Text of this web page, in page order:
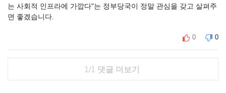
는 사회적 인프라에 가깝다"는 정부당국이 정말 관심을 갖고 살펴주
면 좋겠습니다.
0 0
1/1 댓글 더보기